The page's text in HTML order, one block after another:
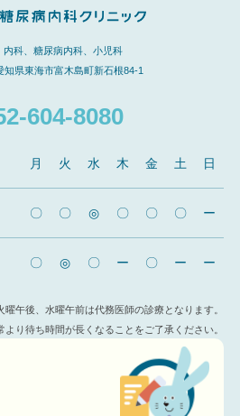
内科、糖尿病内科、小児科
県東海市富木島町新石根84-1
604-8080
月 火 水 木 金 土 日
〇 〇 ◎ 〇 〇 〇 ー
〇 ◎ 〇 ー 〇 ー ー
午後、水曜午前は代務医師の診療となります。
より待ち時間が長くなることをご了承ください。